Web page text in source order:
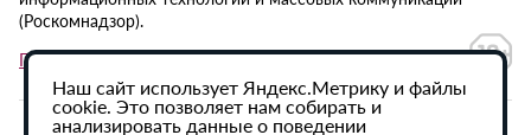
(Роскомнадзор).
Политика в отношении обработки персональных данных
Наш сайт использует Яндекс.Метрику и файлы
cookie. Это позволяет нам собирать и
анализировать данные о поведении